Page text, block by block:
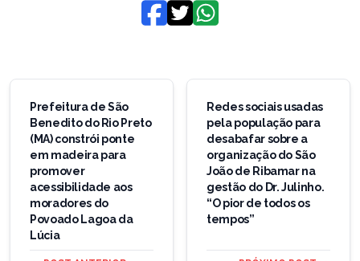
Navegação
Post
Prefeitura de São
Benedito do Rio Preto
(MA) constrói ponte
em madeira para
promover
acessibilidade aos
moradores do
Povoado Lagoa da
Lúcia
Redes sociais usadas
pela população para
desabafar sobre a
organização do São
João de Ribamar na
gestão do Dr. Julinho.
“O pior de todos os
tempos”